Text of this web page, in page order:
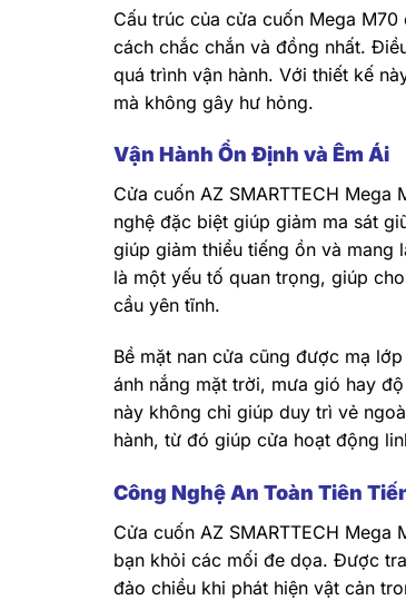
Cấu trúc của cửa cuốn Mega
cách chắc chắn và đồng nhất.
quá trình vận hành. Với thiết kế
mà không gây hư hỏng.
Vận Hành Ổn Định và Êm Ái
Cửa cuốn AZ SMARTTECH
nghệ đặc biệt giúp giảm ma sát
giúp giảm thiểu tiếng ồn và
là một yếu tố quan trọng, giúp
cầu yên tĩnh.
Bề mặt nan cửa cũng được mạ
ánh nắng mặt trời, mưa gió hay
này không chỉ giúp duy trì vẻ
hành, từ đó giúp cửa hoạt động
Công Nghệ An Toàn Tiên
Cửa cuốn AZ SMARTTECH
bạn khỏi các mối đe dọa. Được
đảo chiều khi phát hiện vật cản